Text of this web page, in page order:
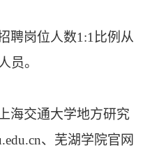
聘岗位人数1:1比例从
员。
海交通大学地方研究
、芜湖学院官网